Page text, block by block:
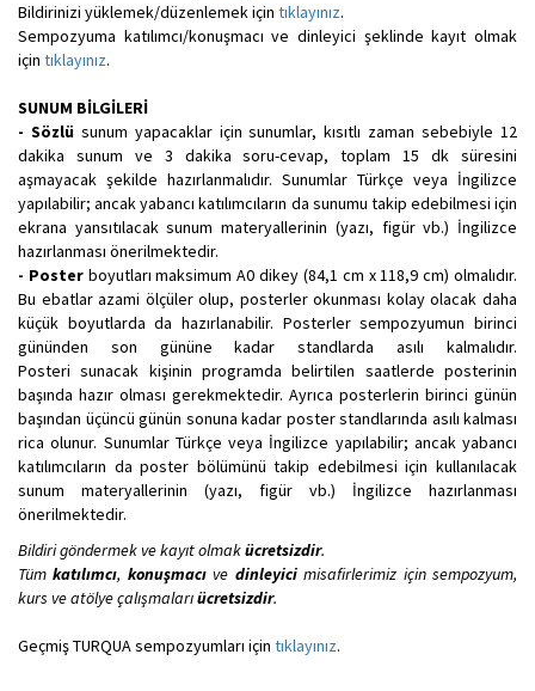
Bildirinizi yüklemek/düzenlemek için tıklayınız.
Sempozyuma katılımcı/konuşmacı ve dinleyici şeklinde kayıt olmak
için tıklayınız.
SUNUM BİLGİLERİ
- Sözlüsunum yapacaklar için sunumlar, kısıtlı zaman sebebiyle 12
dakika sunum ve 3 dakika soru-cevap, toplam 15 dk süresini
aşmayacak şekilde hazırlanmalıdır. Sunumlar Türkçe veya İngilizce
yapılabilir; ancak yabancı katılımcıların da sunumu takip edebilmesi için
ekrana yansıtılacak sunum materyallerinin (yazı, figür vb.) İngilizce
hazırlanması önerilmektedir.
- Posterboyutları maksimum A0 dikey (84,1 cm x 118,9 cm) olmalıdır.
Bu ebatlar azami ölçüler olup, posterler okunması kolay olacak daha
küçük boyutlarda da hazırlanabilir. Posterler sempozyumun birinci
gününden son gününe kadar standlarda asılı kalmalıdır.
Posteri sunacak kişinin programda belirtilen saatlerde posterinin
başında hazır olması gerekmektedir. Ayrıca posterlerin birinci günün
başından üçüncü günün sonuna kadar poster standlarında asılı kalması
rica olunur. Sunumlar Türkçe veya İngilizce yapılabilir; ancak yabancı
katılımcıların da poster bölümünü takip edebilmesi için kullanılacak
sunum materyallerinin (yazı, figür vb.) İngilizce hazırlanması
önerilmektedir.
Bildiri göndermek ve kayıt olmakücretsizdir.
Tümkatılımcı, konuşmacıve dinleyicimisafirlerimiz için sempozyum,
kurs ve atölye çalışmalarıücretsizdir.
Geçmiş TURQUA sempozyumları için tıklayınız.